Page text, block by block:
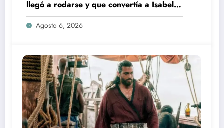
llegó a rodarse y que convertía a Isabel
Pantoja en la gran antagonista
Agosto 6, 2026